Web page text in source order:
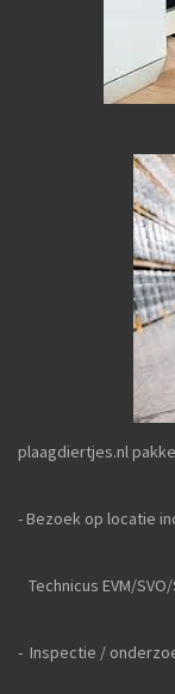
plaagdiertjes.nl
- Bezoek op
Technicus
- Inspectie /